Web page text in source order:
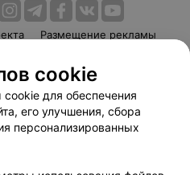
Размещение рекламы
Способы оплаты
Партнеры
103.by
cookie
для обеспечения
его улучшения, сбора
персонализированных